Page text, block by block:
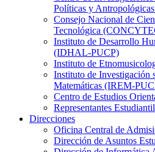
Políticas y
Consejo Nacional de
Tecnológica
Instituto de Desarrollo
(IDHAL-PUCP)
Instituto de
Instituto de Investigación
Matemáticas (IREM-
Centro de Estudios
Representantes
Direcciones
Oficina Central de
Dirección de Asuntos